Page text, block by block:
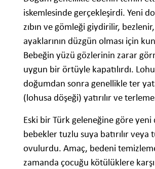
iskemlesinde gerçekleşirdi. Yeni
zıbın ve gömleği giydirilir,
ayaklarının düzgün olması için
Bebeğin yüzü gözlerinin zarar
uygun bir örtüyle kapatılırdı.
doğumdan sonra genellikle ter
(lohusa döşeği) yatırılır ve
Eski bir Türk geleneğine göre yeni
bebekler tuzlu suya batırılır veya
ovulurdu. Amaç, bedeni
zamanda çocuğu kötülüklere